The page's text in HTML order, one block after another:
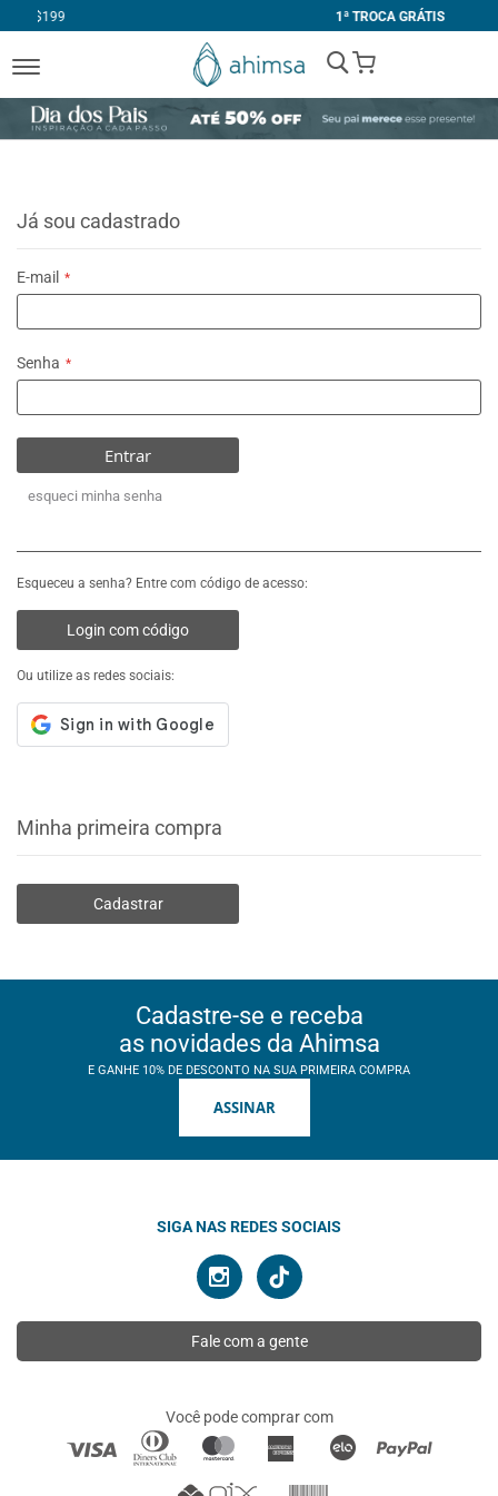
1ª TROCA GRÁTIS
My Cart
Já sou cadastrado
E-mail
Senha
Entrar
esqueci minha senha
Esqueceu a senha? Entre com código de acesso:
Login com código
Ou utilize as redes sociais:
Minha primeira compra
Cadastrar
Cadastre-se e receba
as novidades da Ahimsa
E GANHE 10% DE DESCONTO NA SUA PRIMEIRA COMPRA
ASSINAR
SIGA NAS REDES SOCIAIS
Fale com a gente
Você pode comprar com